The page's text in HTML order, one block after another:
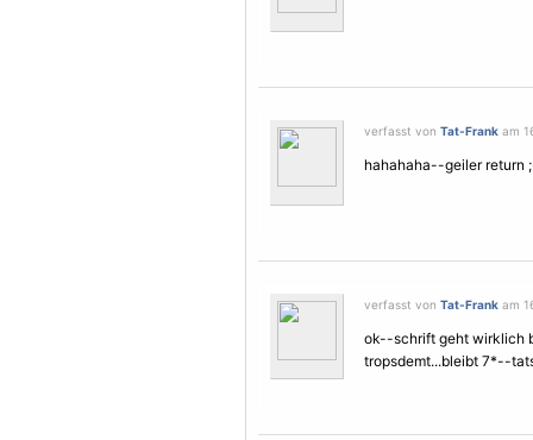
verfasst von Tat-Frank am
hahahaha--geiler return
verfasst von Tat-Frank am
ok--schrift geht wirklich
tropsdemt...bleibt 7*--